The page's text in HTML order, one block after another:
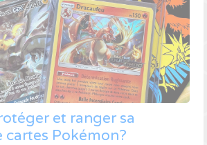
et ranger sa
cartes Pokémon?